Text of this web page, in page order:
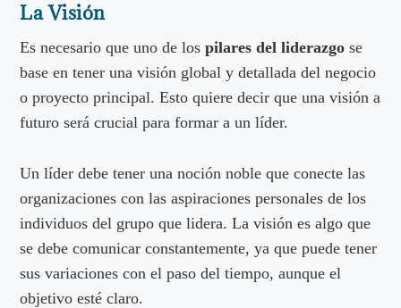
La Visión
Es necesario que uno de lospilares del liderazgo se
base en tener una visión global y detallada del negocio
o proyecto principal. Esto quiere decir que una visión a
futuro será crucial para formar a un líder.
Un líder debe tener una noción noble que conecte las
organizaciones con las aspiraciones personales de los
individuos del grupo que lidera. La visión es algo que
se debe comunicar constantemente, ya que puede tener
sus variaciones con el paso del tiempo, aunque el
objetivo esté claro.